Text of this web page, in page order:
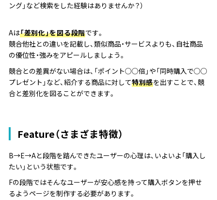
ング」など検索をした経験はありませんか？）
Aは「差別化」を図る段階です。
競合他社との違いを記載し、類似商品・サービスよりも、自社商品
の優位性・強みをアピールしましょう。
競合との差異がない場合は、 「ポイント○○倍」や「同時購入で○○
プレゼント」 など、紹介する商品に対して特別感を出すことで、競
合と差別化を図ることができます。
Feature（さまざま特徴）
B→E→Aと段階を踏んできたユーザーの心理は、いよいよ「購入し
たい」という状態です。
Fの段階ではそんなユーザーが安心感を持って購入ボタンを押せ
るようページを制作する必要があります。